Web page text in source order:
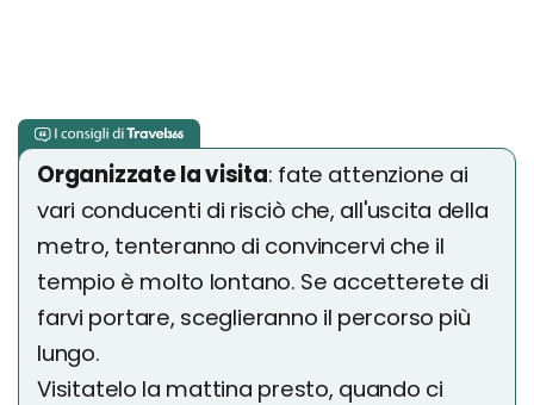
Organizzate la visita: fate attenzione ai
vari conducenti di risciò che, all'uscita della
metro, tenteranno di convincervi che il
tempio è molto lontano. Se accetterete di
farvi portare, sceglieranno il percorso più
lungo.
Visitatelo la mattina presto, quando ci